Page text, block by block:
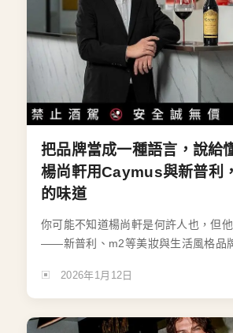
把品牌當成一種語言，說給
楊尚軒用Caymus與新普利
的味道
你可能不知道楊尚軒是何許人也，但
——新普利、m2等美妝與生活風格品
2026年1月12日